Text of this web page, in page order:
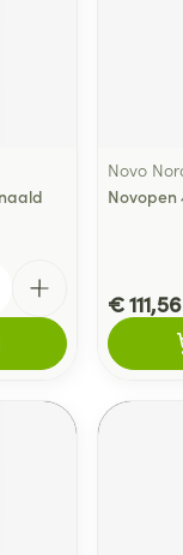
Novo
Novopen
€ 111,56